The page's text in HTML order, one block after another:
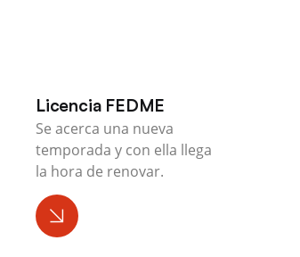
Licencia FEDME
Se acerca una nueva
temporada y con ella llega
la hora de renovar.